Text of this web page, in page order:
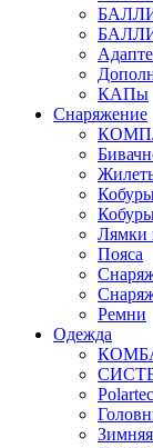
КАПы
Снаряжение
Лямки
Пояса
Ремни
Одежда